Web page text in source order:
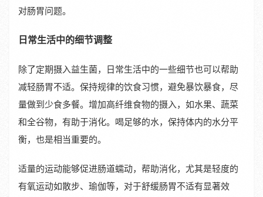
对肠胃问题。
日常生活中的细节调整
除了定期摄入益生菌，日常生活中的一些细节也可以帮助
减轻肠胃不适。保持规律的饮食习惯，避免暴饮暴食，尽
量做到少食多餐。增加高纤维食物的摄入，如水果、蔬菜
和全谷物，有助于消化。喝足够的水，保持体内的水分平
衡，也是相当重要的。
适量的运动能够促进肠道蠕动，帮助消化，尤其是轻度的
有氧运动如散步、瑜伽等，对于舒缓肠胃不适有显著效